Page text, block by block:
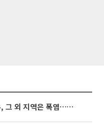
동해안은 시간당 80㎜ 폭우, 그 외 지역은 폭염…‘극과 극 날씨’